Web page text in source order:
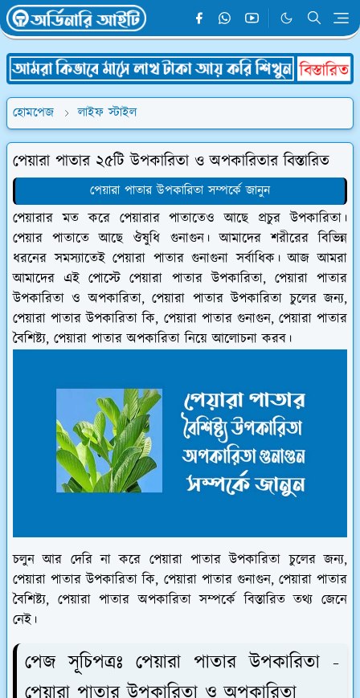
হোমপেজ লাইফ স্টাইল
পেয়ারা পাতার ২৫টি উপকারিতা ও অপকারিতার বিস্তারিত
পেয়ারা পাতার উপকারিতা সম্পর্কে জানুন
পেয়ারার মত করে পেয়ারার পাতাতেও আছে প্রচুর উপকারিতা।
পেয়ার পাতাতে আছে ঔষুধি গুনাগুন। আমাদের শরীরের বিভিন্ন
ধরনের সমস্যাতেই পেয়ারা পাতার গুনাগুনা সর্বাধিক। আজ আমরা
আমাদের এই পোস্টে পেয়ারা পাতার উপকারিতা, পেয়ারা পাতার
উপকারিতা ও অপকারিতা, পেয়ারা পাতার উপকারিতা চুলের জন্য,
পেয়ারা পাতার উপকারিতা কি, পেয়ারা পাতার গুনাগুন, পেয়ারা পাতার
বৈশিষ্ট্য, পেয়ারা পাতার অপকারিতা নিয়ে আলোচনা করব।
চলুন আর দেরি না করে পেয়ারা পাতার উপকারিতা চুলের জন্য,
পেয়ারা পাতার উপকারিতা কি, পেয়ারা পাতার গুনাগুন, পেয়ারা পাতার
বৈশিষ্ট্য, পেয়ারা পাতার অপকারিতা সম্পর্কে বিস্তারিত তথ্য জেনে
নেই।
পেজ সূচিপত্রঃ পেয়ারা পাতার উপকারিতা -